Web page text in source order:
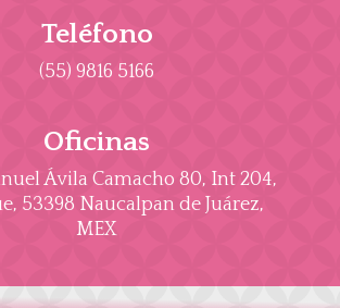
Teléfono
(55) 9816 5166
Oficinas
Ávila Camacho 80, Int 204,
53398 Naucalpan de Juárez,
MEX